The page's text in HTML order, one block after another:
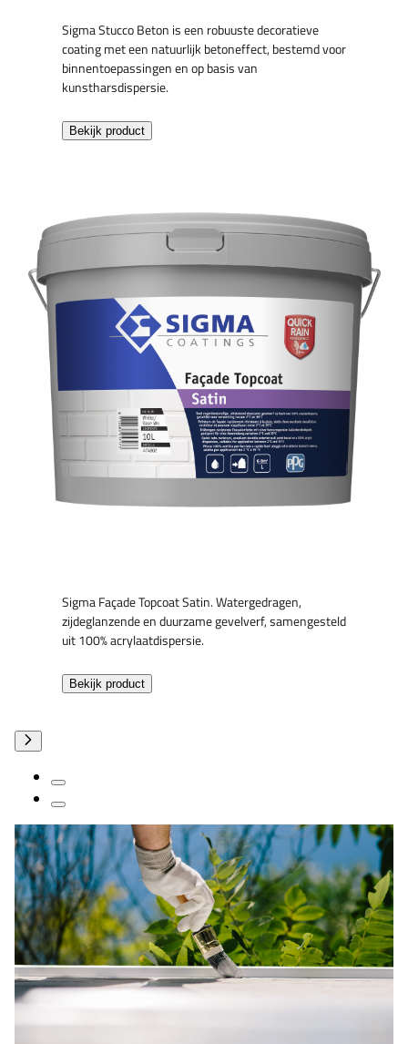
Sigma Stucco Beton is een robuuste decoratieve
coating met een natuurlijk betoneffect, bestemd voor
binnentoepassingen en op basis van
kunstharsdispersie.
Bekijk product
Sigma Façade Topcoat Satin. Watergedragen,
zijdeglanzende en duurzame gevelverf, samengesteld
uit 100% acrylaatdispersie.
Bekijk product